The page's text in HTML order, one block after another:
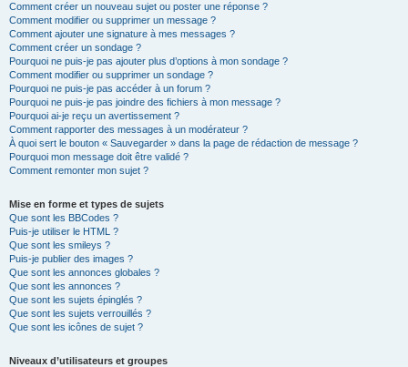
Comment créer un nouveau sujet ou poster une réponse ?
Comment modifier ou supprimer un message ?
Comment ajouter une signature à mes messages ?
Comment créer un sondage ?
Pourquoi ne puis-je pas ajouter plus d’options à mon sondage ?
Comment modifier ou supprimer un sondage ?
Pourquoi ne puis-je pas accéder à un forum ?
Pourquoi ne puis-je pas joindre des fichiers à mon message ?
Pourquoi ai-je reçu un avertissement ?
Comment rapporter des messages à un modérateur ?
À quoi sert le bouton « Sauvegarder » dans la page de rédaction de message ?
Pourquoi mon message doit être validé ?
Comment remonter mon sujet ?
Mise en forme et types de sujets
Que sont les BBCodes ?
Puis-je utiliser le HTML ?
Que sont les smileys ?
Puis-je publier des images ?
Que sont les annonces globales ?
Que sont les annonces ?
Que sont les sujets épinglés ?
Que sont les sujets verrouillés ?
Que sont les icônes de sujet ?
Niveaux d’utilisateurs et groupes